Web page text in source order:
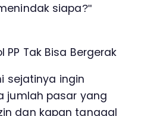
siapa?"
PP Tak Bisa Bergerak
sejatinya ingin
jumlah pasar yang
dan kapan tanggal